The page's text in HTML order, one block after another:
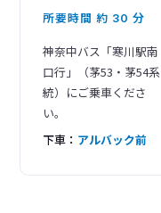
所要時間 約 30 分
神奈中バス「寒川駅南
口行」（茅53・茅54系
統）にご乗車くださ
い。
下車： アルバック前